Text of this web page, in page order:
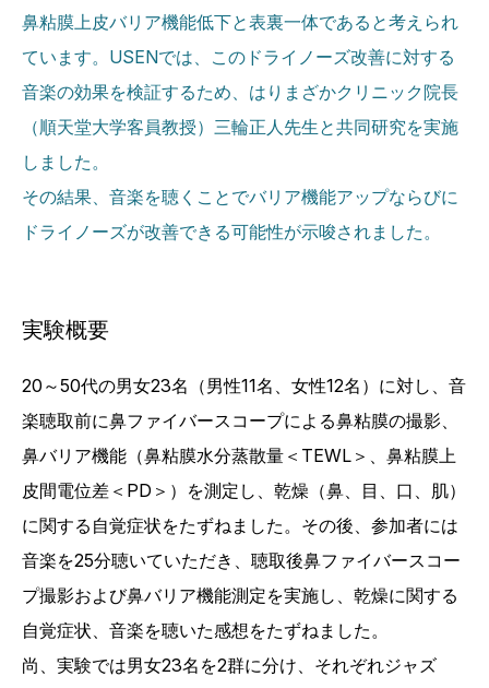
鼻粘膜上皮バリア機能低下と表裏一体であると考えられ
ています。USENでは、このドライノーズ改善に対する
音楽の効果を検証するため、はりまざかクリニック院長
（順天堂大学客員教授）三輪正人先生と共同研究を実施
しました。
その結果、音楽を聴くことでバリア機能アップならびに
ドライノーズが改善できる可能性が示唆されました。
実験概要
20～50代の男女23名（男性11名、女性12名）に対し、音
楽聴取前に鼻ファイバースコープによる鼻粘膜の撮影、
鼻バリア機能（鼻粘膜水分蒸散量＜TEWL＞、鼻粘膜上
皮間電位差＜PD＞）を測定し、乾燥（鼻、目、口、肌）
に関する自覚症状をたずねました。その後、参加者には
音楽を25分聴いていただき、聴取後鼻ファイバースコー
プ撮影および鼻バリア機能測定を実施し、乾燥に関する
自覚症状、音楽を聴いた感想をたずねました。
尚、実験では男女23名を2群に分け、それぞれジャズ